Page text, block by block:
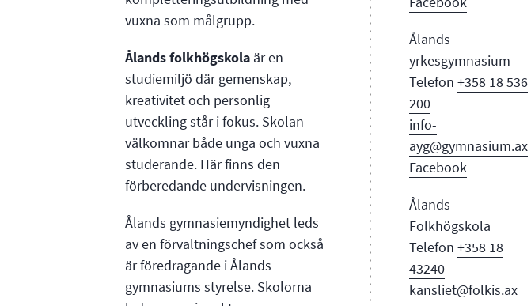
vuxna som målgrupp.
Ålands folkhögskolaär en
studiemiljö där gemenskap,
kreativitet och personlig
utveckling står i fokus. Skolan
välkomnar både unga och vuxna
studerande. Här finns den
förberedande undervisningen.
Ålands gymnasiemyndighet leds
av en förvaltningschef som också
är föredragande i Ålands
gymnasiums styrelse. Skolorna
Ålands
yrkesgymnasium
Telefon +358 18 536
200
info-
ayg@gymnasium.ax
Facebook
Ålands
Folkhögskola
Telefon +358 18
43240
kansliet@folkis.ax